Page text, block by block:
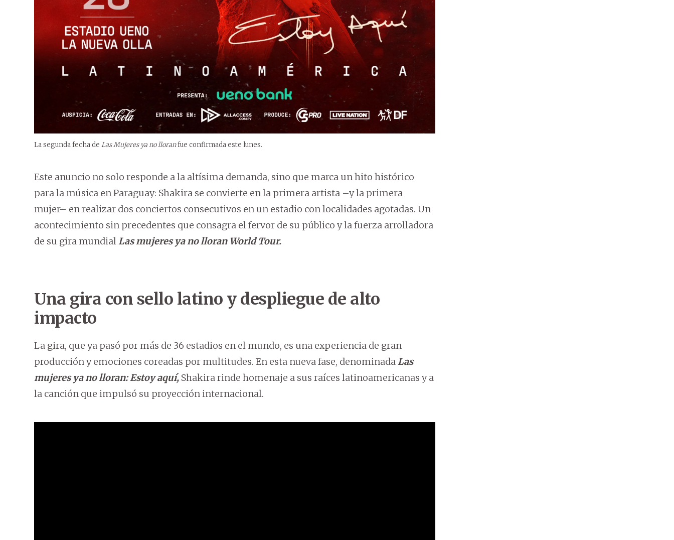
La segunda fecha de Las Mujeres ya no lloranfue confirmada este lunes.
Este anuncio no solo responde a la altísima demanda, sino que marca un hito histórico
para la música en Paraguay: Shakira se convierte en la primera artista –y la primera
mujer– en realizar dos conciertos consecutivos en un estadio con localidades agotadas. Un
acontecimiento sin precedentes que consagra el fervor de su público y la fuerza arrolladora
de su gira mundialLas mujeres ya no lloran World Tour.
Una gira con sello latino y despliegue de alto
impacto
La gira, que ya pasó por más de 36 estadios en el mundo, es una experiencia de gran
producción y emociones coreadas por multitudes. En esta nueva fase, denominadaLas
mujeres ya no lloran: Estoy aquí, Shakira rinde homenaje a sus raíces latinoamericanas y a
la canción que impulsó su proyección internacional.